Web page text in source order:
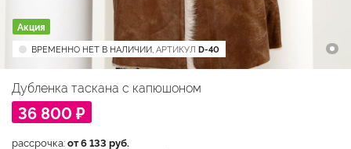
Акция
ВРЕМЕННО НЕТ В НАЛИЧИИ, АРТИКУЛ D-40
Дубленка таскана с капюшоном
36 800 ₽
рассрочка:от 6 133 руб.